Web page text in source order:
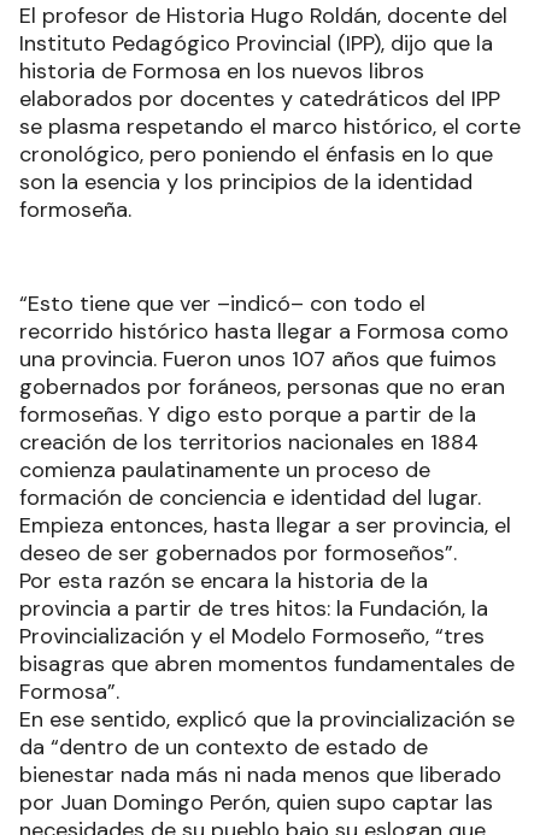
El profesor de Historia Hugo Roldán, docente del
Instituto Pedagógico Provincial (IPP), dijo que la
historia de Formosa en los nuevos libros
elaborados por docentes y catedráticos del IPP
se plasma respetando el marco histórico, el corte
cronológico, pero poniendo el énfasis en lo que
son la esencia y los principios de la identidad
formoseña.
“Esto tiene que ver –indicó– con todo el
recorrido histórico hasta llegar a Formosa como
una provincia. Fueron unos 107 años que fuimos
gobernados por foráneos, personas que no eran
formoseñas. Y digo esto porque a partir de la
creación de los territorios nacionales en 1884
comienza paulatinamente un proceso de
formación de conciencia e identidad del lugar.
Empieza entonces, hasta llegar a ser provincia, el
deseo de ser gobernados por formoseños”.
Por esta razón se encara la historia de la
provincia a partir de tres hitos: la Fundación, la
Provincialización y el Modelo Formoseño, “tres
bisagras que abren momentos fundamentales de
Formosa”.
En ese sentido, explicó que la provincialización se
da “dentro de un contexto de estado de
bienestar nada más ni nada menos que liberado
por Juan Domingo Perón, quien supo captar las